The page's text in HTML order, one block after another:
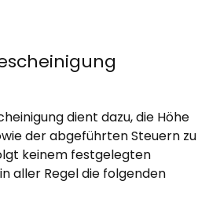
dient dazu, die Höhe
der abgeführten Steuern zu
keinem festgelegten
aller Regel die folgenden